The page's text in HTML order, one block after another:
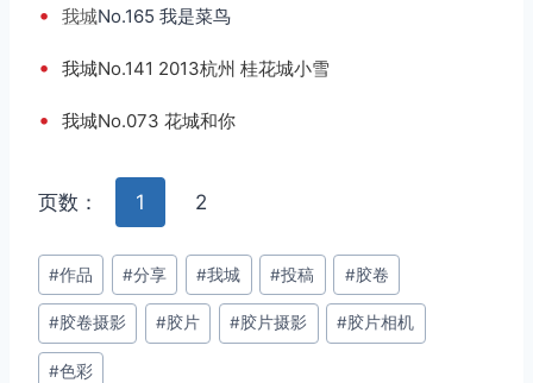
• 我城No.165 我是菜鸟
• 我城No.141 2013杭州 桂花城小雪
• 我城No.073 花城和你
页数： 1 2
文
章
标
签：
#作品 #分享 #我城 #投稿 #胶卷
#胶卷摄影 #胶片 #胶片摄影 #胶片相机
#色彩